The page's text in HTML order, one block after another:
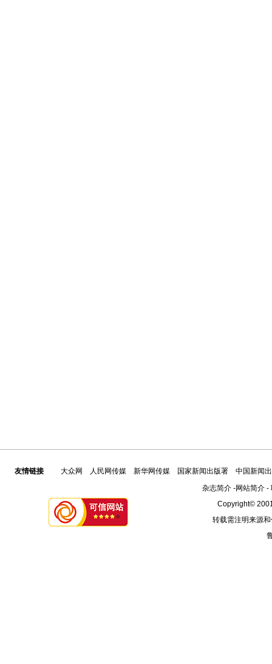
友情链接 大众网 人民网传媒 新华网传媒 国家新闻出版署
中国新闻
杂志简介-网站简介-
Copyright©
转载需注明来源